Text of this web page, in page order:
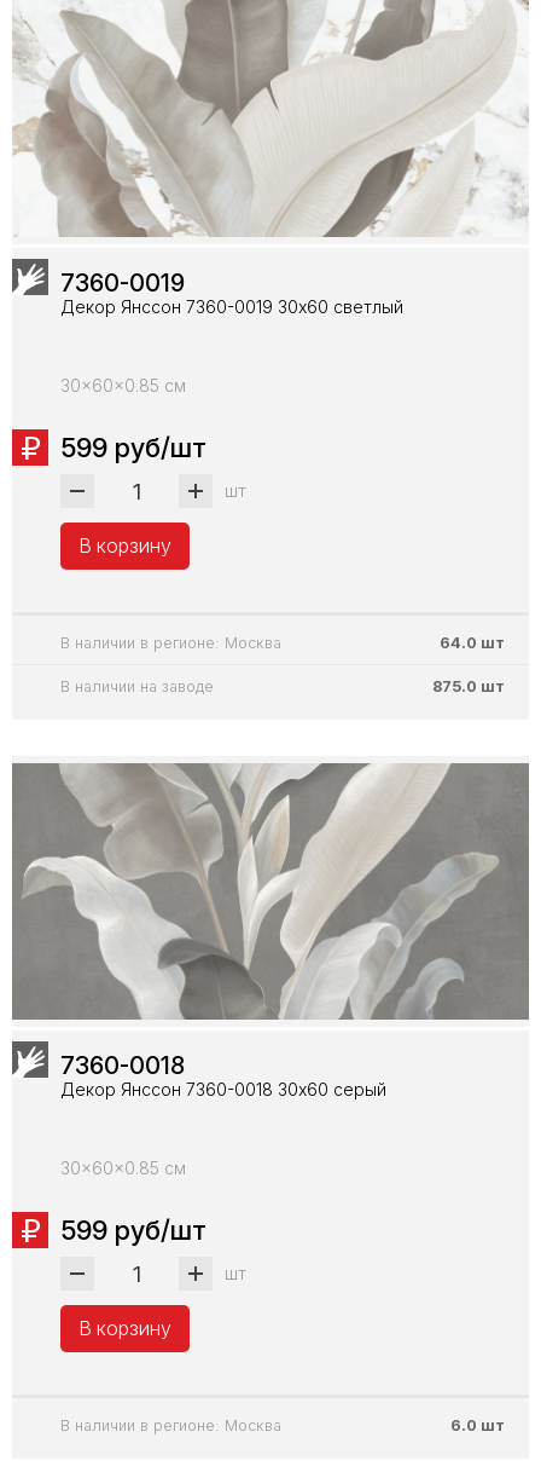
7360-0019
Декор Янссон 7360-0019 30х60 светлый
30x60x0.85 см
599 руб/шт
шт
В корзину
В наличии в регионе: Москва 64.0 шт
В наличии на заводе 875.0 шт
7360-0018
Декор Янссон 7360-0018 30х60 серый
30x60x0.85 см
599 руб/шт
шт
В корзину
В наличии в регионе: Москва 6.0 шт